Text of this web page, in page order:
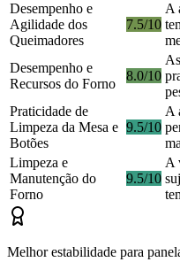
Desempenho e
Agilidade dos
Queimadores
7.5/10
A
Desempenho e
Recursos do Forno
8.0/10
Praticidade de
Limpeza da Mesa e
Botões
9.5/10
A
Limpeza e
Manutenção do
Forno
9.5/10
A
Melhor estabilidade para